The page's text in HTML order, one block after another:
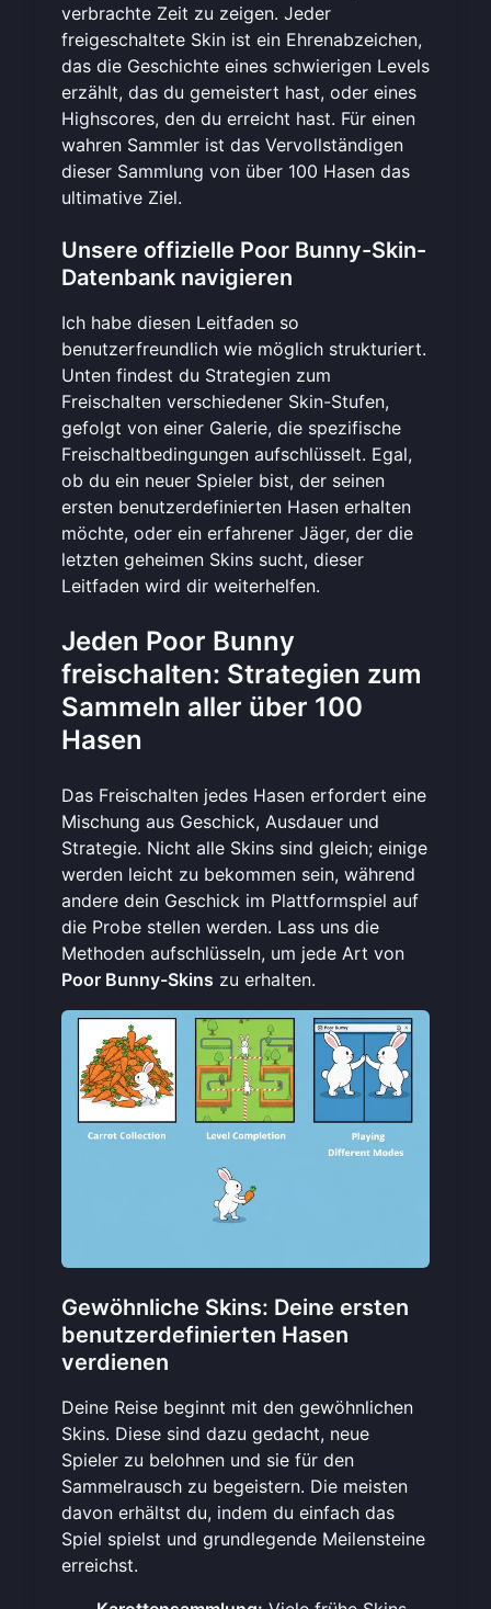
verbrachte Zeit zu zeigen. Jeder
freigeschaltete Skin ist ein Ehrenabzeichen,
das die Geschichte eines schwierigen Levels
erzählt, das du gemeistert hast, oder eines
Highscores, den du erreicht hast. Für einen
wahren Sammler ist das Vervollständigen
dieser Sammlung von über 100 Hasen das
ultimative Ziel.
Unsere offizielle Poor Bunny-Skin-
Datenbank navigieren
Ich habe diesen Leitfaden so
benutzerfreundlich wie möglich strukturiert.
Unten findest du Strategien zum
Freischalten verschiedener Skin-Stufen,
gefolgt von einer Galerie, die spezifische
Freischaltbedingungen aufschlüsselt. Egal,
ob du ein neuer Spieler bist, der seinen
ersten benutzerdefinierten Hasen erhalten
möchte, oder ein erfahrener Jäger, der die
letzten geheimen Skins sucht, dieser
Leitfaden wird dir weiterhelfen.
Jeden Poor Bunny
freischalten: Strategien zum
Sammeln aller über 100
Hasen
Das Freischalten jedes Hasen erfordert eine
Mischung aus Geschick, Ausdauer und
Strategie. Nicht alle Skins sind gleich; einige
werden leicht zu bekommen sein, während
andere dein Geschick im Plattformspiel auf
die Probe stellen werden. Lass uns die
Methoden aufschlüsseln, um jede Art von
Poor Bunny-Skins zu erhalten.
Gewöhnliche Skins: Deine ersten
benutzerdefinierten Hasen
verdienen
Deine Reise beginnt mit den gewöhnlichen
Skins. Diese sind dazu gedacht, neue
Spieler zu belohnen und sie für den
Sammelrausch zu begeistern. Die meisten
davon erhältst du, indem du einfach das
Spiel spielst und grundlegende Meilensteine
erreichst.